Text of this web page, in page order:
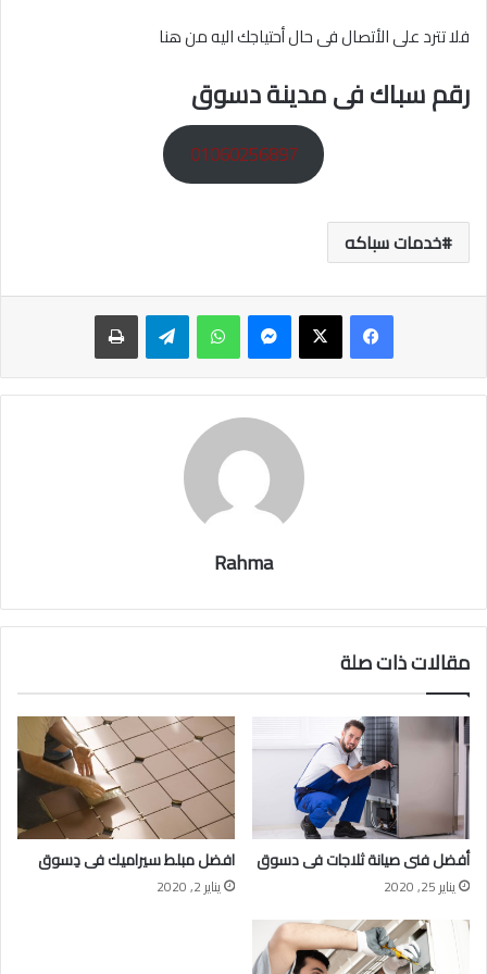
فلا تترد على الأتصال فى حال أحتياجك اليه من هنا
رقم سباك فى مدينة دسوق
01060256897
خدمات سباكه
ماسنجر واتساب تيلقرام طباعة
Rahma
مقالات ذات صلة
أفضل فنى صيانة ثلاجات فى دسوق
يناير 25, 2020
افضل مبلط سيراميك فى دِسوق
يناير 2, 2020